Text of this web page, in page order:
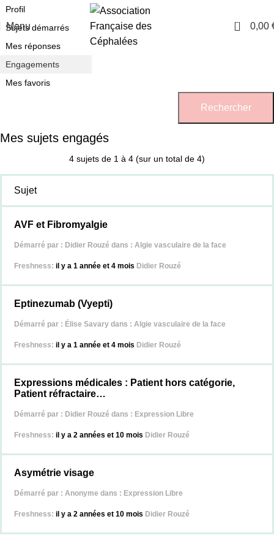
Menu 0 0,00
Profil
Sujets démarrés
Mes réponses
Engagements
Mes favoris
Mes sujets engagés
4 sujets de 1 à 4 (sur un total de 4)
Sujet
AVF et Fibromyalgie
Démarré par : Didier Rouzé dans : Algie vasculaire de la face
il y a 1 année et 4 mois Didier Rouzé
Eptinezumab (Vyepti)
Démarré par : Élise Savary dans : Algie vasculaire de la face
il y a 1 année et 4 mois Didier Rouzé
Expressions médicales : Patient hors catégorie,
Patient réfractaire…
Démarré par : Didier Rouzé dans : Expression Libre
il y a 2 années et 10 mois Didier Rouzé
Asymétrie visage
Démarré par : Anonyme dans : Expression Libre
il y a 2 années et 10 mois Didier Rouzé